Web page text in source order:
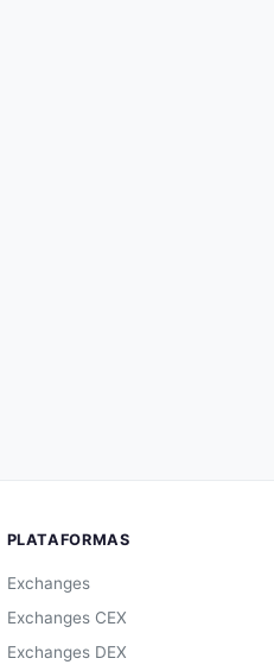
PLATAFORMAS
Exchanges
Exchanges CEX
Exchanges DEX